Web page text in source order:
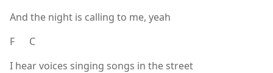
And the night is calling to me, yeah
F C
I hear voices singing songs in the street